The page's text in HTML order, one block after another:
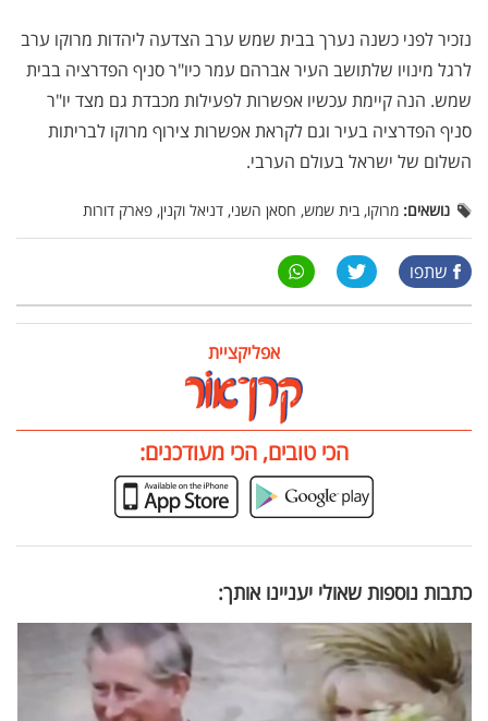
נזכיר לפני כשנה נערך בבית שמש ערב הצדעה ליהדות מרוקו ערב
לרגל מינויו שלתושב העיר אברהם עמר כיו"ר סניף הפדרציה בבית
שמש. הנה קיימת עכשיו אפשרות לפעילות מכבדת גם מצד יו"ר
סניף הפדרציה בעיר וגם לקראת אפשרות צירוף מרוקו לבריתות
השלום של ישראל בעולם הערבי.
נושאים: מרוקו, בית שמש, חסאן השני, דניאל וקנין, פארק דורות
שתפו
אפליקציית
הכי טובים, הכי מעודכנים:
כתבות נוספות שאולי יעניינו אותך: